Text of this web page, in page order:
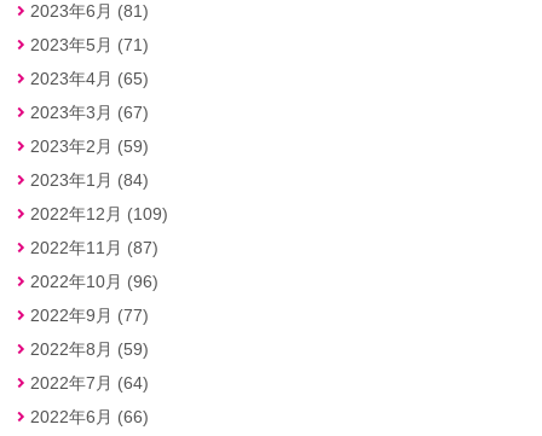
2023年6月 (81)
2023年5月 (71)
2023年4月 (65)
2023年3月 (67)
2023年2月 (59)
2023年1月 (84)
2022年12月 (109)
2022年11月 (87)
2022年10月 (96)
2022年9月 (77)
2022年8月 (59)
2022年7月 (64)
2022年6月 (66)